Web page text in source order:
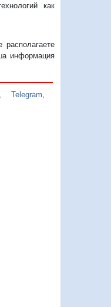
как
информация
,Telegram